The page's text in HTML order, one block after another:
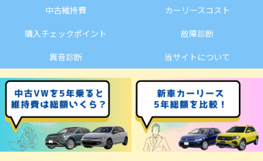
中古維持費
カーリースコスト
購入チェックポイント
故障診断
異音診断
当サイトについて